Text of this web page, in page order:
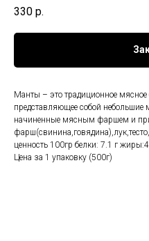
330 р.
Манты – это традиционное
представляющее собой небольшие
начиненные мясным фаршем и
ценность 100гр белки: 7.1 г
Цена за 1 упаковку (500г)